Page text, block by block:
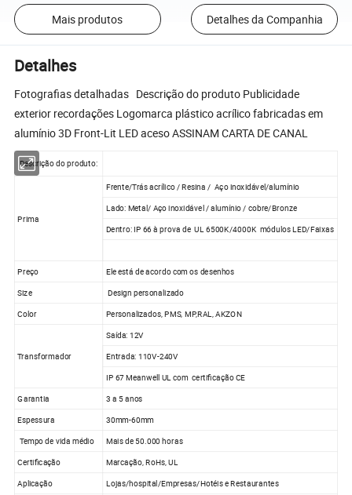
Mais produtos Detalhes da Companhia
Detalhes
Fotografias detalhadas Descrição do produto Publicidade
exterior recordações Logomarca plástico acrílico fabricadas em
alumínio 3D Front-Lit LED aceso ASSINAM CARTA DE CANAL
Descrição do produto:
Prima
Frente/Trás acrílico / Resina / Aço inoxidável/alumínio
Lado: Metal/ Aço inoxidável / alumínio / cobre/Bronze
Dentro: IP 66 à prova de UL 6500K/4000K módulos LED/Faixas
Preço
Ele está de acordo com os desenhos
Size
Design personalizado
Color Personalizados, PMS, MP,RAL, AKZON
Transformador
Saída: 12V
Entrada: 110V-240V
IP 67 Meanwell UL com certificação CE
Garantia
3 a 5 anos
Espessura 30mm-60mm
Tempo de vida médio
Mais de 50.000 horas
Certificação
Marcação, RoHs, UL
Aplicação
Lojas/hospital/Empresas/Hotéis e Restaurantes